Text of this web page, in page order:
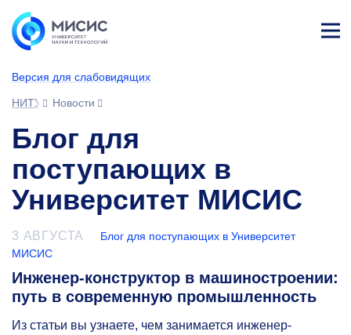
Версия для слабовидящих
НИТУ МИСИС
Новости
Блог для
поступающих в
Университет МИСИС
3 АВГУСТА
Блог для поступающих в Университет
МИСИС
Инженер‑конструктор в машиностроении:
путь в современную промышленность
Из статьи вы узнаете, чем занимается инженер-